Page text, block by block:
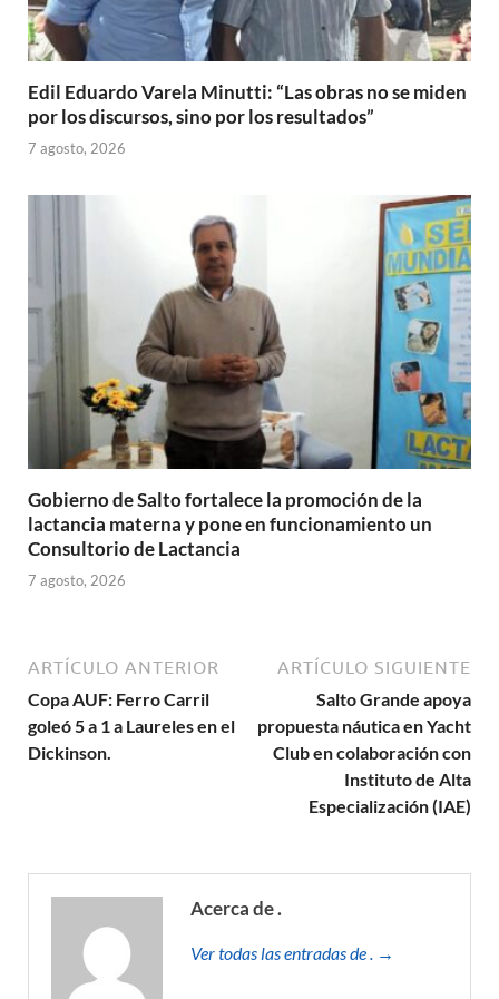
Edil Eduardo Varela Minutti: “Las obras no se miden
por los discursos, sino por los resultados”
7 agosto, 2026
Gobierno de Salto fortalece la promoción de la
lactancia materna y pone en funcionamiento un
Consultorio de Lactancia
7 agosto, 2026
ARTÍCULO ANTERIOR
Copa AUF: Ferro Carril
goleó 5 a 1 a Laureles en el
Dickinson.
ARTÍCULO SIGUIENTE
Salto Grande apoya
propuesta náutica en Yacht
Club en colaboración con
Instituto de Alta
Especialización (IAE)
Acerca de .
Ver todas las entradas de . →